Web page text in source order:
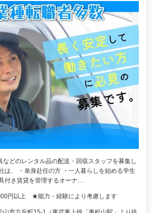
などのレンタル品の配送・回収スタッフを募集し
は、 ・単身赴任の方 ・一人暮らしを始める学生
付き賃貸を管理するオーナ…
円以上 ★能力・経験により考慮します